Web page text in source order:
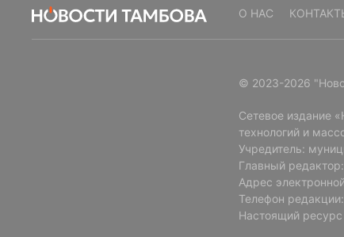
О НАС
© 2023-2026
Сетевое издание
технологий и
Учредитель:
Главный
Адрес
Телефон
Настоящий